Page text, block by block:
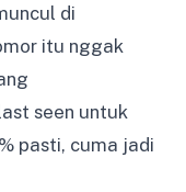
di
itu nggak
seen untuk
pasti, cuma jadi